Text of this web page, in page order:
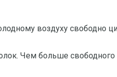
воздуху свободно
Чем больше свободного